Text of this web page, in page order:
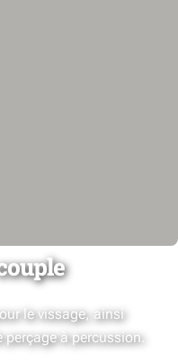
le vissage, ainsi
perçage à percussion.